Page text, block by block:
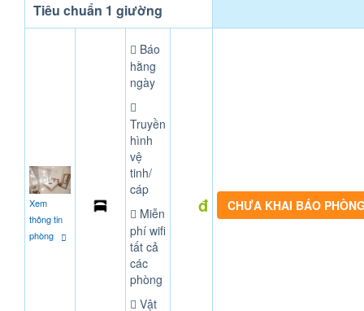
Tiêu chuẩn 1 giường
Xem
thông tin
phòng
Báo
hằng
ngày
Truyền
hình
vệ
tinh/
cáp
Miễn
phí wifi
tất cả
các
phòng
Vật
đ CHƯA KHAI BÁO